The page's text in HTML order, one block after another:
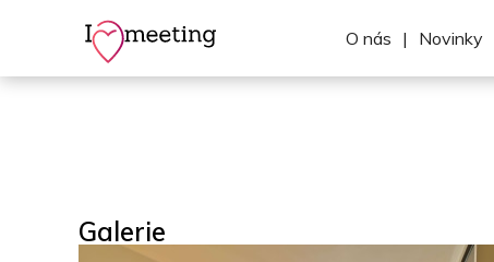
O nás | Novinky
Galerie